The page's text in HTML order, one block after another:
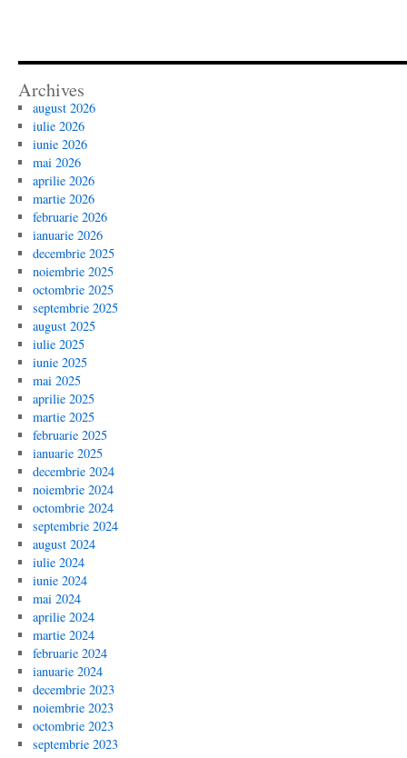
Archives
august 2026
iulie 2026
iunie 2026
mai 2026
aprilie 2026
martie 2026
februarie 2026
ianuarie 2026
decembrie 2025
noiembrie 2025
octombrie 2025
septembrie 2025
august 2025
iulie 2025
iunie 2025
mai 2025
aprilie 2025
martie 2025
februarie 2025
ianuarie 2025
decembrie 2024
noiembrie 2024
octombrie 2024
septembrie 2024
august 2024
iulie 2024
iunie 2024
mai 2024
aprilie 2024
martie 2024
februarie 2024
ianuarie 2024
decembrie 2023
noiembrie 2023
octombrie 2023
septembrie 2023